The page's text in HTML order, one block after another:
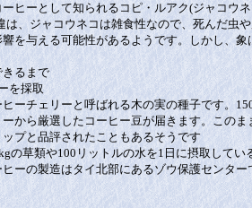
ヒーとして知られるコピ・ルアク(ジャコウ
は、ジャコウネコは雑食性なので、死んだ虫
を与える可能性があるようです。しかし、象
るまで
を採取
ーチェリーと呼ばれる木の実の種子です。
から厳選したコーヒー豆が届きます。このま
プと品評されたこともあるそうです
の草類や100リットルの水を1日に摂取してい
ーの製造はタイ北部にあるゾウ保護センタ